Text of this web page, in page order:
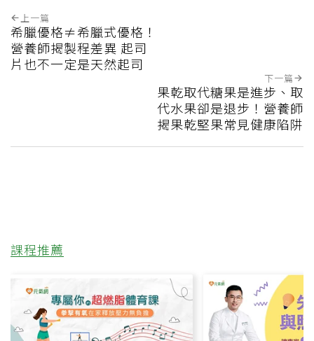
上一篇
希臘優格≠希臘式優格！
營養師揭製程差異 起司
片也不一定是天然起司
下一篇
果乾取代糖果是進步、取
代水果卻是退步！營養師
揭果乾堅果常見健康陷阱
課程推薦